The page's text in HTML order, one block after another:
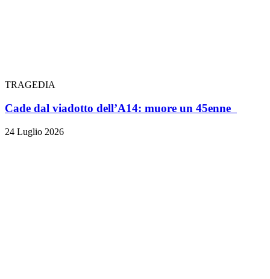
TRAGEDIA
Cade dal viadotto dell’A14: muore un 45enne
24 Luglio 2026